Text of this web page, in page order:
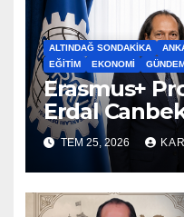
ALTINDAĞ SONDAKIKA
EĞITIM
EKONOMI
Erasmus+
Erdal
Ziyaret…2026
TEM 25, 2026